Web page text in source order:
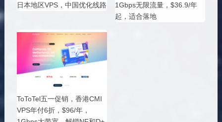
日本地区VPS，中国优化线路
1Gbps无限流量，$36.9/年
起，适合落地
ToToTel五一促销，香港CMI
VPS年付6折，$96/年，